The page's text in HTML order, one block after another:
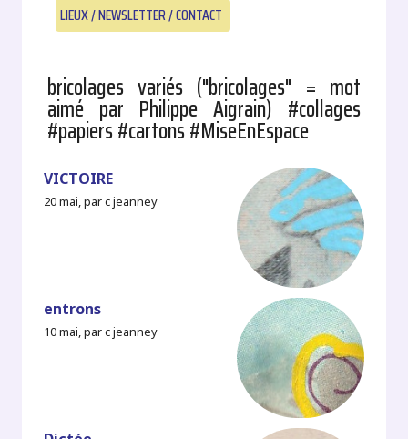
LIEUX / NEWSLETTER / CONTACT
bricolages variés ("bricolages" = mot
aimé par Philippe Aigrain) #collages
#papiers #cartons #MiseEnEspace
VICTOIRE
20 mai, par c jeanney
entrons
10 mai, par c jeanney